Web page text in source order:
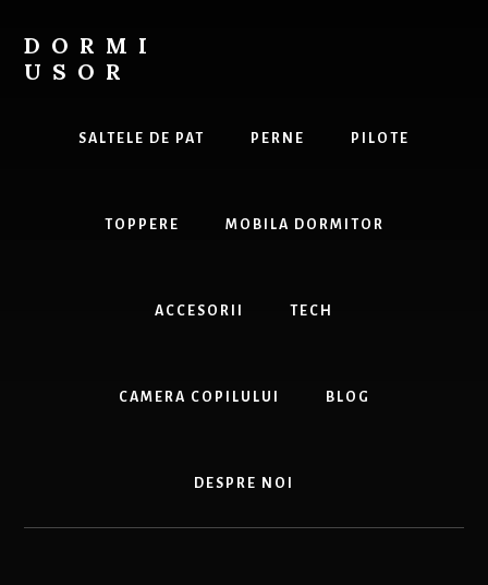
content
DORMI
USOR
SALTELE DE PAT PERNE PILOTE
TOPPERE MOBILA DORMITOR
ACCESORII TECH
CAMERA COPILULUI BLOG
DESPRE NOI